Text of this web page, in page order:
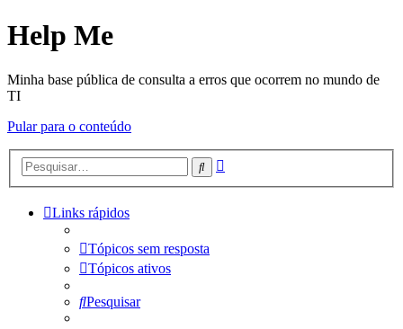
Help Me
Minha base pública de consulta a erros que ocorrem no mundo de
TI
Pular para o conteúdo
Pesquisar
Links rápidos
Tópicos sem resposta
Tópicos ativos
Pesquisar